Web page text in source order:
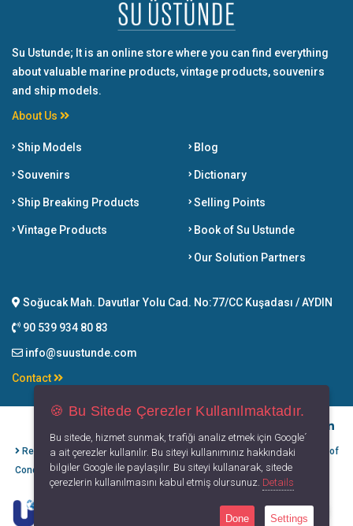
Su Ustunde; It is an online store where you can find everything
about valuable marine products, vintage products, souvenirs
and ship models.
About Us
Ship Models
Souvenirs
Ship Breaking Products
Vintage Products
Blog
Dictionary
Selling Points
Book of Su Ustunde
Our Solution Partners
Soğucak Mah. Davutlar Yolu Cad. No:77/CC Kuşadası / AYDIN
90 539 934 80 83
info@suustunde.com
Contact
Refund Cancellation
Conditions
Protection of
Personal Data
Privacy
Principles
Terms of
Use
🍪 Bu Sitede Çerezler Kullanılmaktadır.
Bu sitede, hizmet sunmak, trafiği analiz etmek için Google´
a ait çerezler kullanılır. Bu siteyi kullanımınız hakkındaki
bilgiler Google ile paylaşılır. Bu siteyi kullanarak, sitede
çerezlerin kullanılmasını kabul etmiş olursunuz. Details
Done Settings